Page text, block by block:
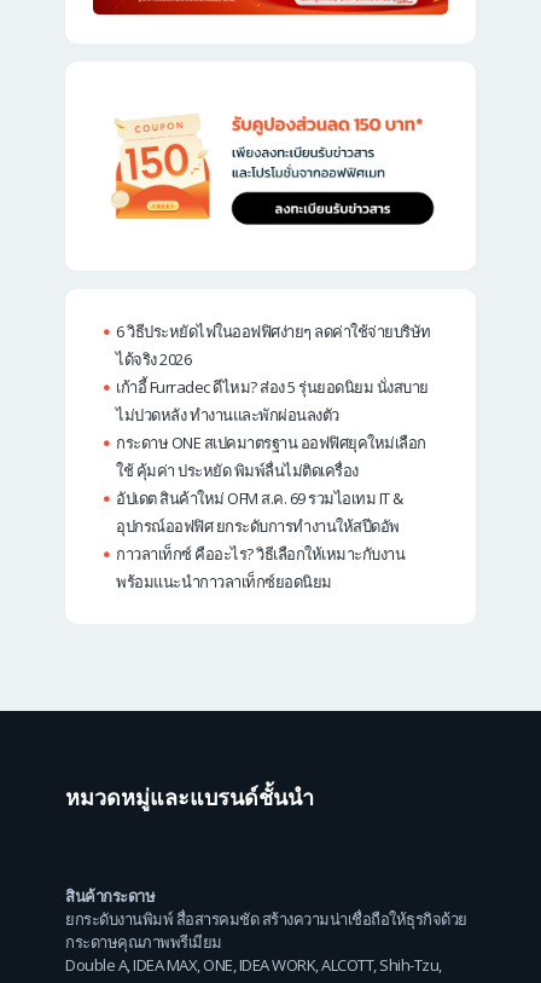
6 วิธีประหยัดไฟในออฟฟิศง่ายๆ ลดค่าใช้จ่ายบริษัท
ได้จริง 2026
เก้าอี้ Furradec ดีไหม? ส่อง 5 รุ่นยอดนิยม นั่งสบาย
ไม่ปวดหลัง ทำงานและพักผ่อนลงตัว
กระดาษ ONE สเปคมาตรฐาน ออฟฟิศยุคใหม่เลือก
ใช้ คุ้มค่า ประหยัด พิมพ์ลื่นไม่ติดเครื่อง
อัปเดต สินค้าใหม่ OFM ส.ค. 69 รวมไอเทม IT &
อุปกรณ์ออฟฟิศ ยกระดับการทำงานให้สปีดอัพ
กาวลาเท็กซ์ คืออะไร? วิธีเลือกให้เหมาะกับงาน
พร้อมแนะนำกาวลาเท็กซ์ยอดนิยม
หมวดหมู่และแบรนด์ชั้นนำ
สินค้ากระดาษ
ยกระดับงานพิมพ์ สื่อสารคมชัด สร้างความน่าเชื่อถือให้ธุรกิจด้วย
กระดาษคุณภาพพรีเมียม
Double A, IDEA MAX ONE IDEA WORK ALCOTT, Shih-Tzu